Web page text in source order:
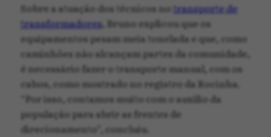
Sobre a atuação dos técnicos no transporte de
transformadores, Bruno explicou que os
equipamentos pesam meia tonelada e que, como
caminhões não alcançam partes da comunidade,
é necessário fazer o transporte manual, com os
cabos, como mostrado no registro da Rocinha.
“Por isso, contamos muito com o auxílio da
população para abrir as frentes de
direcionamento”, concluiu.